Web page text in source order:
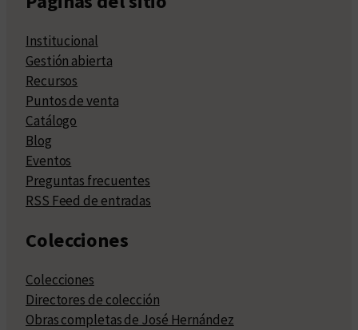
Institucional
Gestión abierta
Recursos
Puntos de venta
Catálogo
Blog
Eventos
Preguntas frecuentes
RSS Feed de entradas
Colecciones
Colecciones
Directores de colección
Obras completas de José Hernández